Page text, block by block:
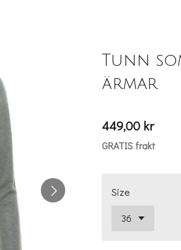
Tunn
ärmar
449,00 kr
GRATIS frakt
Size